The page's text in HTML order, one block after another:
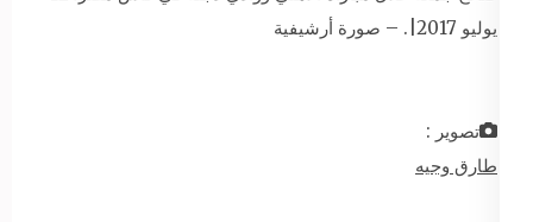
يوليو 2017|. – صورة أرشيفية
تصوير :
طارق وجيه